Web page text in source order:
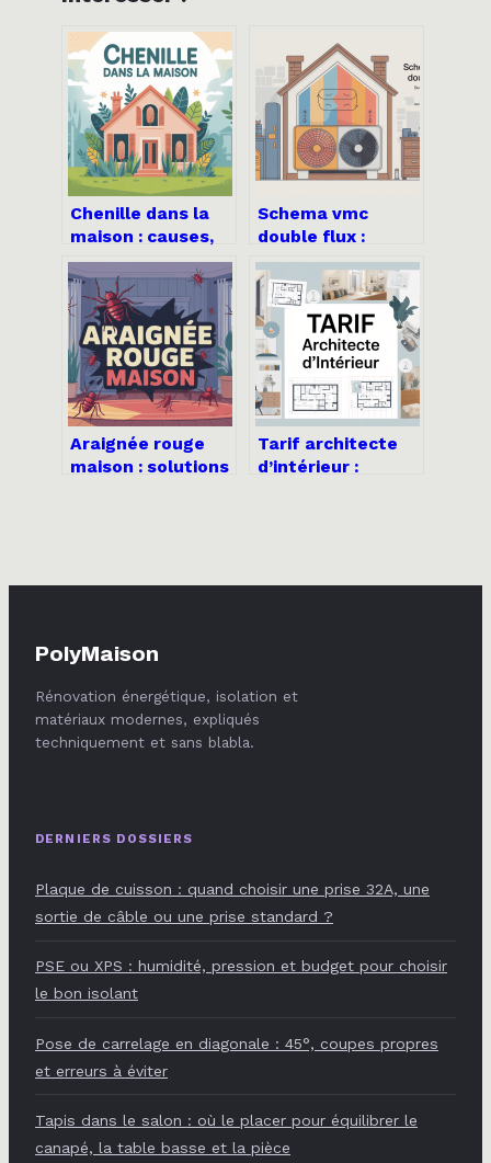
Chenille dans la
maison : causes,
risques et
solutions
efficaces
Schema vmc
double flux :
comprendre,
dimensionner et
installer
sereinement
Araignée rouge
maison : solutions
Tarif architecte
d’intérieur :
PolyMaison
Rénovation énergétique, isolation et
matériaux modernes, expliqués
techniquement et sans blabla.
DERNIERS DOSSIERS
Plaque de cuisson : quand choisir une prise 32A, une
sortie de câble ou une prise standard ?
PSE ou XPS : humidité, pression et budget pour choisir
le bon isolant
Pose de carrelage en diagonale : 45°, coupes propres
et erreurs à éviter
Tapis dans le salon : où le placer pour équilibrer le
canapé, la table basse et la pièce